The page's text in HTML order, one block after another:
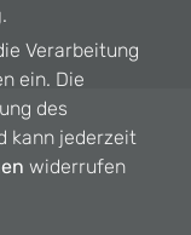
.
Verarbeitung
ein. Die
des
kann jederzeit
widerrufen